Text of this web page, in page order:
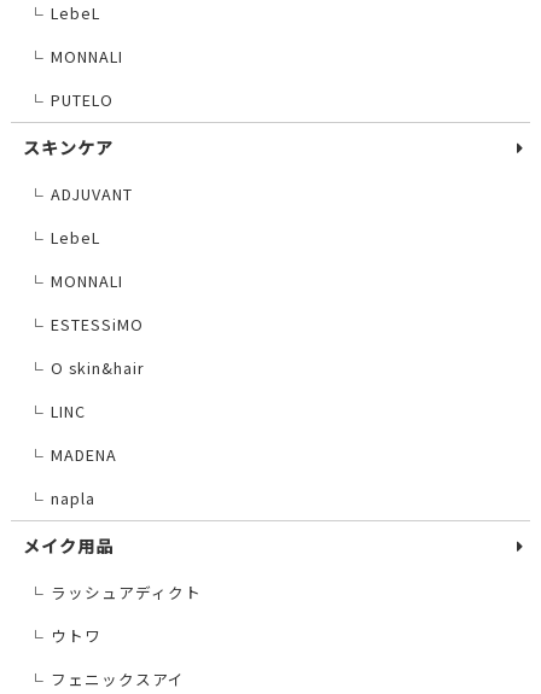
└ LebeL
└ MONNALI
└ PUTELO
スキンケア
└ ADJUVANT
└ LebeL
└ MONNALI
└ ESTESSiMO
└ O skin&hair
└ LINC
└ MADENA
└ napla
メイク用品
└ ラッシュアディクト
└ ウトワ
└ フェニックスアイ